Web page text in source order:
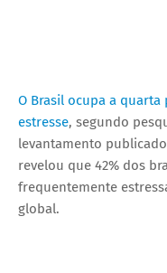
O Brasil ocupa a
estresse, segundo
levantamento
revelou que 42% dos
frequentemente
global.